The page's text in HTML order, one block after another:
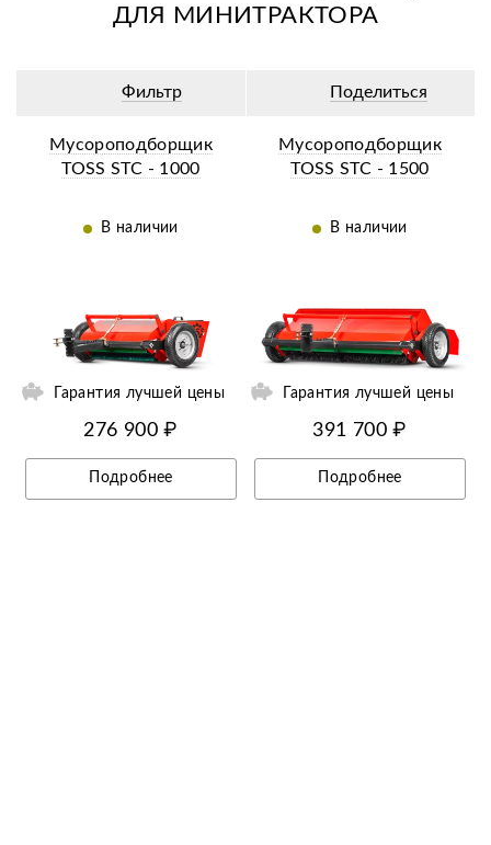
ДЛЯ МИНИТРАКТОРА
Фильтр Поделиться
Мусороподборщик
TOSS STC - 1000
В наличии
Гарантия лучшей цены
276 900 ₽
Подробнее
Мусороподборщик
TOSS STC - 1500
В наличии
Ещё 9 фотографий
Гарантия лучшей цены
391 700 ₽
Подробнее